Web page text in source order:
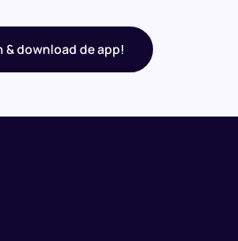
& download de app!